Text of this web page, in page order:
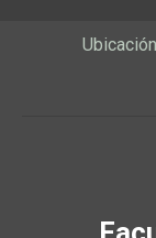
Ubicación